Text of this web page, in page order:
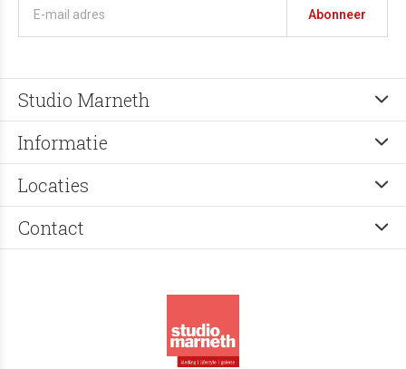
Abonneer
Studio Marneth
Informatie
Locaties
Contact